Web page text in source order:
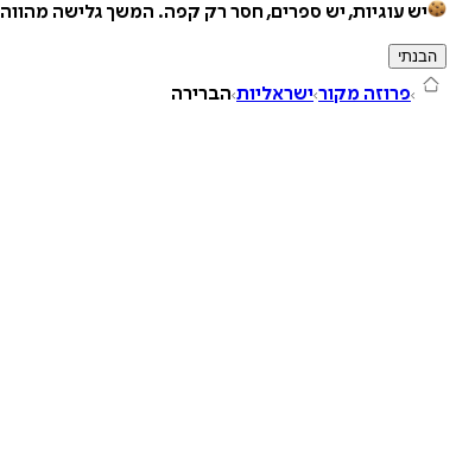
יש עוגיות, יש ספרים, חסר רק קפה. המשך גלישה מהווה
הבנתי
פרוזה מקור ישראליות הברירה